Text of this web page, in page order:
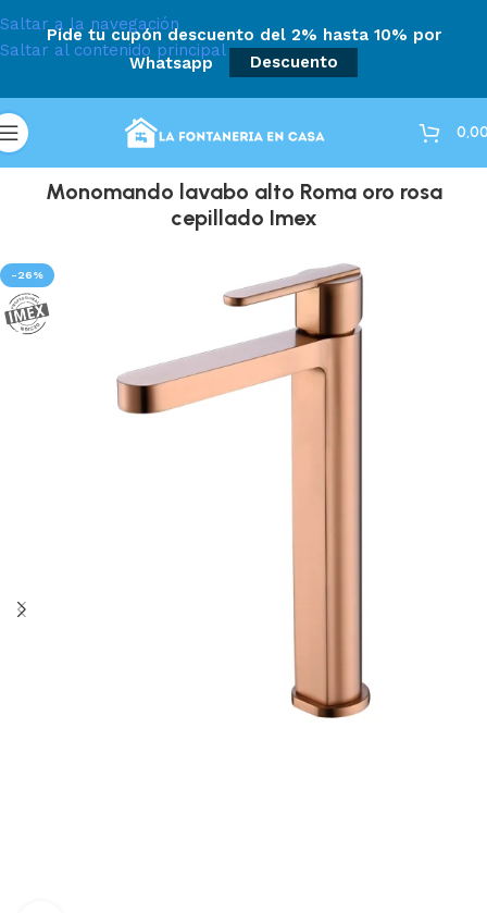
Saltar a la navegación
Saltar al contenido principal
Pide tu cupón descuento del 2% hasta 10% por
Whatsapp
Descuento
Monomando lavabo alto Roma oro rosa
cepillado Imex
-26%